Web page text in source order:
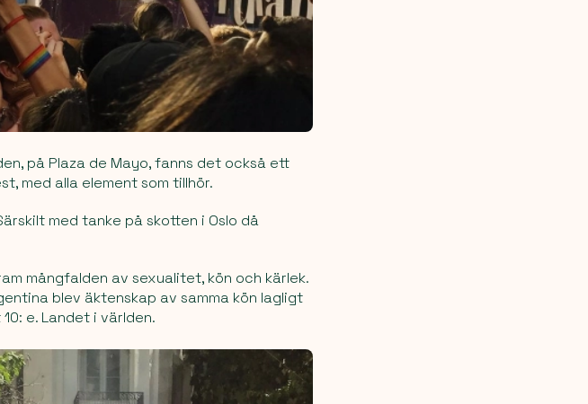
på Plaza de Mayo, fanns det också ett
med alla element som tillhör.
med tanke på skotten i Oslo då
mångfalden av sexualitet, kön och kärlek.
blev äktenskap av samma kön lagligt
e. Landet i världen.